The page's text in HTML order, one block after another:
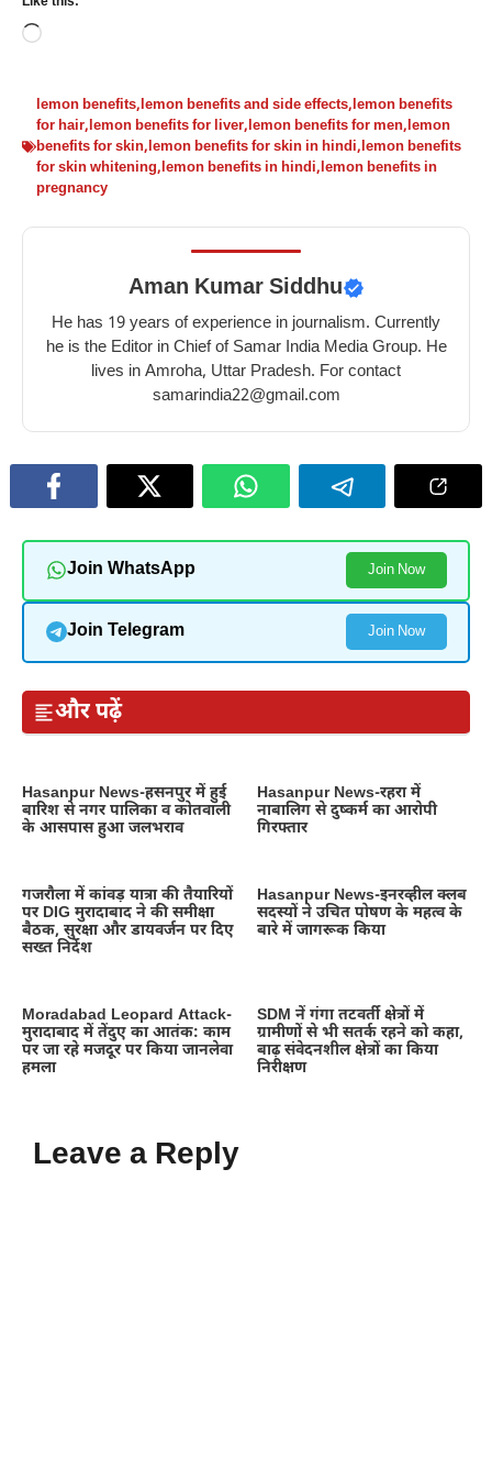
के
लिए
10
फायदे
benefits
skin
में
शहद
10
बेहतरीन
फायदे
10
eating
winter
में
चुकंदर
10
फायदे
benefits
beetroot
में
किशमिश
10
गज़ब
–
benefits
in
winter
Loading…
lemon benefits,lemon benefits and side effects,lemon benefits
for hair,lemon benefits for liver,lemon benefits for men,lemon
benefits for skin,lemon benefits for skin in hindi,lemon benefits
for skin whitening,lemon benefits in hindi,lemon benefits in
pregnancy
Aman Kumar Siddhu
He has 19 years of experience in journalism. Currently
he is the Editor in Chief of Samar India Media Group. He
lives in Amroha, Uttar Pradesh. For contact
samarindia22@gmail.com
Join WhatsApp Join Now
Join Telegram Join Now
और पढ़ें
Hasanpur News-हसनपुर में हुई
बारिश से नगर पालिका व कोतवाली
के आसपास हुआ जलभराव
Hasanpur News-रहरा में
नाबालिग से दुष्कर्म का आरोपी
गिरफ्तार
गजरौला में कांवड़ यात्रा की तैयारियों
पर DIG मुरादाबाद ने की समीक्षा
बैठक, सुरक्षा और डायवर्जन पर दिए
सख्त निर्देश
Hasanpur News-इनरव्हील क्लब
सदस्यों ने उचित पोषण के महत्व के
बारे में जागरूक किया
Moradabad Leopard Attack-
मुरादाबाद में तेंदुए का आतंक: काम
पर जा रहे मजदूर पर किया जानलेवा
हमला
SDM नें गंगा तटवर्ती क्षेत्रों में
ग्रामीणों से भी सतर्क रहने को कहा,
बाढ़ संवेदनशील क्षेत्रों का किया
निरीक्षण
Leave a Reply